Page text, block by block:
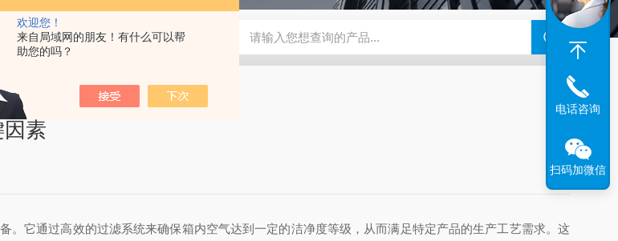
欢迎您！
来自局域网的朋友！有什么可以帮
助您的吗？
9140B（140升）电热恒温鼓风干燥箱，不锈钢干燥箱，烘箱控温范围300℃ DHG-9070B（70
素
。它通过高效的过滤系统来确保箱内空气达到一定的洁净度等级，从而满足特定产品的生产工艺需求。这
电话咨询
扫码加微信